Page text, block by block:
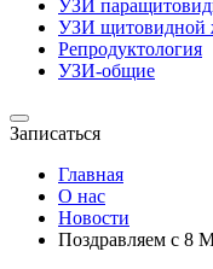
УЗИ
УЗИ щитовидной
Репродуктология
УЗИ-общие
Записаться
Главная
О нас
Новости
Поздравляем с 8